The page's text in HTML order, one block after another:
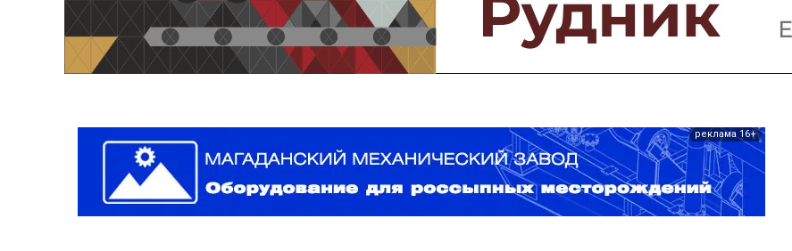
Предприятия и компании
Интервью
Выставки, Конференции
реклама 16+